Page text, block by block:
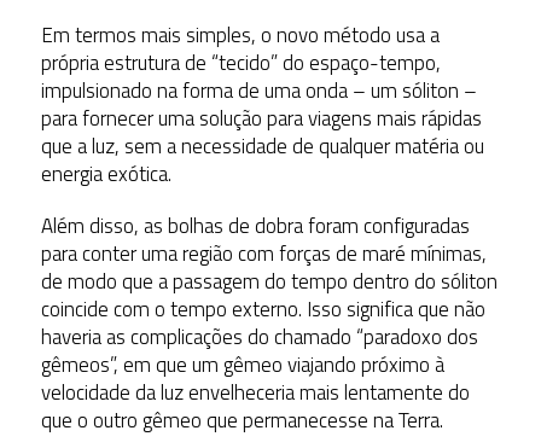
Em termos mais simples, o novo método usa a
própria estrutura de “tecido” do espaço-tempo,
impulsionado na forma de uma onda – um sóliton –
para fornecer uma solução para viagens mais rápidas
que a luz, sem a necessidade de qualquer matéria ou
energia exótica.
Além disso, as bolhas de dobra foram configuradas
para conter uma região com forças de maré mínimas,
de modo que a passagem do tempo dentro do sóliton
coincide com o tempo externo. Isso significa que não
haveria as complicações do chamado “paradoxo dos
gêmeos”, em que um gêmeo viajando próximo à
velocidade da luz envelheceria mais lentamente do
que o outro gêmeo que permanecesse na Terra.